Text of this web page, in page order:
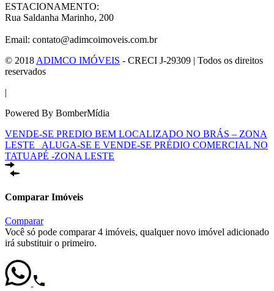
ESTACIONAMENTO:
Rua Saldanha Marinho, 200
Email: contato@adimcoimoveis.com.br
© 2018 ADIMCO IMÓVEIS - CRECI J-29309 | Todos os direitos
reservados
|
Powered By BomberMídia
VENDE-SE PREDIO BEM LOCALIZADO NO BRÁS – ZONA
LESTE
ALUGA-SE E VENDE-SE PRÉDIO COMERCIAL NO
TATUAPÉ -ZONA LESTE
Comparar Imóveis
Comparar
Você só pode comparar 4 imóveis, qualquer novo imóvel adicionado
irá substituir o primeiro.